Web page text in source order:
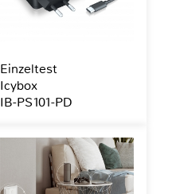
Einzeltest
Icybox
IB-PS101-PD